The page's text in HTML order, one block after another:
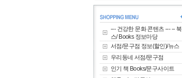
--- 건강한 문화 콘텐츠 --- -- 북
스/ Books 정보마당
서점/문구점 정보(할인)/뉴스
우리동네 서점/문구점
인기 책 Books/문구사이트